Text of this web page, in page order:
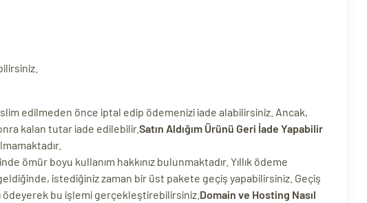
edilmeden önce iptal edip ödemenizi iade alabilirsiniz. Ancak,
kalan tutar iade edilebilir.Satın Aldığım Ürünü Geri İade Yapabilir
ömür boyu kullanım hakkınız bulunmaktadır. Yıllık ödeme
istediğiniz zaman bir üst pakete geçiş yapabilirsiniz. Geçiş
ödeyerek bu işlemi gerçekleştirebilirsiniz. Domain ve Hosting Nasıl